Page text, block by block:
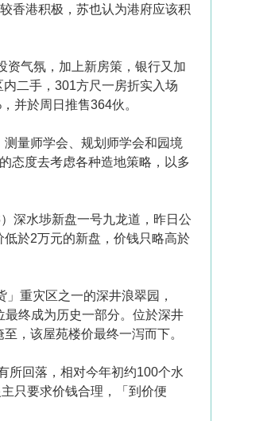
香港积极，苏也认为港府应该积
资气氛，加上新房策，银行又加
二手，301方尺一房折实入场
并於周日推售364伙。
量师学会、规划师学会和园境
态度去考虑各种造地策略，以多
深水埗新盘一号九龙道，昨日公
於2万元的新盘，价钱只略高於
重灾区之一的深井浪翠园，
终成为历史一部分。位於深井
，该屋苑楼价最终一泻而下。
所回落，相对今年初约100个水
只要求价钱合理，「到价便